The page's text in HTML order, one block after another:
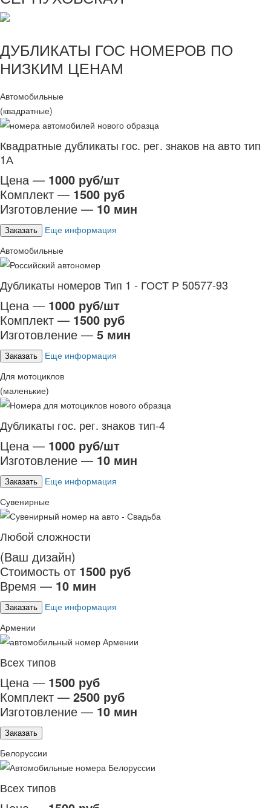
ДУБЛИКАТЫ ГОС НОМЕРОВ ПО
НИЗКИМ ЦЕНАМ
Автомобильные
(квадратные)
Квадратные дубликаты гос. рег. знаков на авто тип
1А
Цена — 1000 руб/шт
Комплект — 1500 руб
Изготовление — 10 мин
Заказать
Еще информация
Автомобильные
Дубликаты номеров Тип 1 - ГОСТ Р 50577-93
Цена — 1000 руб/шт
Комплект — 1500 руб
Изготовление — 5 мин
Заказать
Еще информация
Для мотоциклов
(маленькие)
Дубликаты гос. рег. знаков тип-4
Цена — 1000 руб/шт
Изготовление — 10 мин
Заказать
Еще информация
Сувенирные
Любой сложности
(Ваш дизайн)
Стоимость от 1500 руб
Время — 10 мин
Заказать
Еще информация
Армении
Всех типов
Цена — 1500 руб
Комплект — 2500 руб
Изготовление — 10 мин
Заказать
Белоруссии
Всех типов